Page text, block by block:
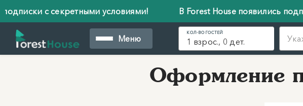
с секретными условиями! В Forest House появились
Меню
КОЛ-ВО ГОСТЕЙ
1 взрос., 0 дет.
Оформление